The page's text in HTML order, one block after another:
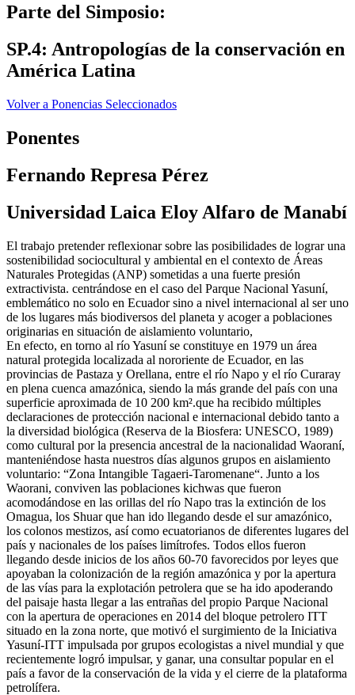
Parte del Simposio:
SP.4: Antropologías de la conservación en
América Latina
Volver a Ponencias Seleccionados
Ponentes
Fernando Represa Pérez
Universidad Laica Eloy Alfaro de Manabí
El trabajo pretender reflexionar sobre las posibilidades de lograr una
sostenibilidad sociocultural y ambiental en el contexto de Áreas
Naturales Protegidas (ANP) sometidas a una fuerte presión
extractivista. centrándose en el caso del Parque Nacional Yasuní,
emblemático no solo en Ecuador sino a nivel internacional al ser uno
de los lugares más biodiversos del planeta y acoger a poblaciones
originarias en situación de aislamiento voluntario,
En efecto, en torno al río Yasuní se constituye en 1979 un área
natural protegida localizada al nororiente de Ecuador, en las
provincias de Pastaza y Orellana, entre el río Napo y el río Curaray
en plena cuenca amazónica, siendo la más grande del país con una
superficie aproximada de 10 200 km².que ha recibido múltiples
declaraciones de protección nacional e internacional debido tanto a
la diversidad biológica (Reserva de la Biosfera: UNESCO, 1989)
como cultural por la presencia ancestral de la nacionalidad Waoraní,
manteniéndose hasta nuestros días algunos grupos en aislamiento
voluntario: “Zona Intangible Tagaeri-Taromenane“. Junto a los
Waorani, conviven las poblaciones kichwas que fueron
acomodándose en las orillas del río Napo tras la extinción de los
Omagua, los Shuar que han ido llegando desde el sur amazónico,
los colonos mestizos, así como ecuatorianos de diferentes lugares del
país y nacionales de los países limítrofes. Todos ellos fueron
llegando desde inicios de los años 60-70 favorecidos por leyes que
apoyaban la colonización de la región amazónica y por la apertura
de las vías para la explotación petrolera que se ha ido apoderando
del paisaje hasta llegar a las entrañas del propio Parque Nacional
con la apertura de operaciones en 2014 del bloque petrolero ITT
situado en la zona norte, que motivó el surgimiento de la Iniciativa
Yasuní-ITT impulsada por grupos ecologistas a nivel mundial y que
recientemente logró impulsar, y ganar, una consultar popular en el
país a favor de la conservación de la vida y el cierre de la plataforma
petrolífera.